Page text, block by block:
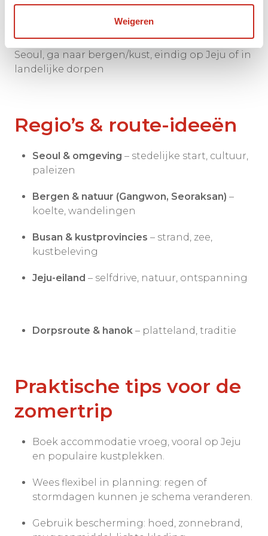
Weigeren
Je kunt deze bouwstenen mixen: begin in
Seoul, ga naar bergen/kust, eindig op Jeju of in
landelijke dorpen
Regio’s & route-ideeën
Seoul & omgeving – stedelijke start, cultuur,
paleizen
Bergen & natuur (Gangwon, Seoraksan) –
koelte, wandelingen
Busan & kustprovincies – strand, zee,
kustbeleving
Jeju-eiland – selfdrive, natuur, ontspanning
Dorpsroute & hanok – platteland, traditie
Praktische tips voor de
zomertrip
Boek accommodatie vroeg, vooral op Jeju
en populaire kustplekken.
Wees flexibel in planning: regen of
stormdagen kunnen je schema veranderen.
Gebruik bescherming: hoed, zonnebrand,